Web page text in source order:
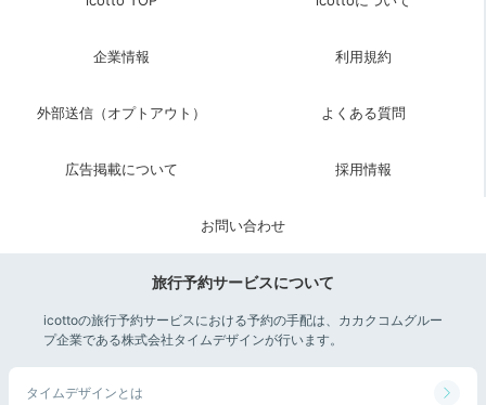
企業情報 利用規約
外部送信（オプトアウト） よくある質問
広告掲載について 採用情報
お問い合わせ
旅行予約サービスについて
icottoの旅行予約サービスにおける予約の手配は、カカクコムグルー
プ企業である株式会社タイムデザインが行います。
タイムデザインとは